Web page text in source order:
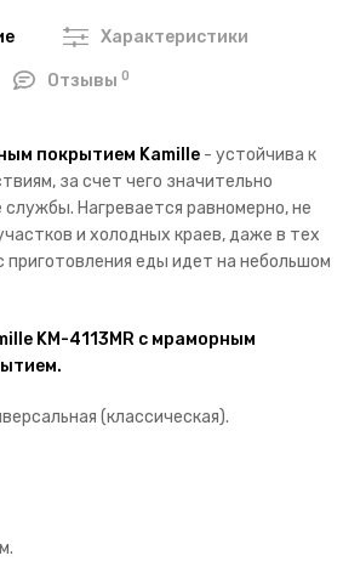
Характеристики
Отзывы0
покрытием Kamille - устойчива к
за счет чего значительно
службы. Нагревается равномерно, не
и холодных краев, даже в тех
приготовления еды идет на небольшом
KM-4113MR с мраморным
(классическая).